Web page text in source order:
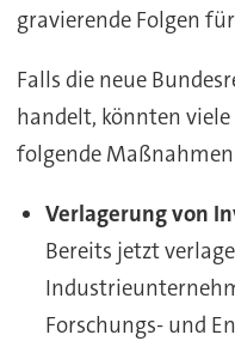
gravierende Folgen
Falls die neue
handelt, könnten
folgende
Verlagerung von
Bereits jetzt
Forschungs- und